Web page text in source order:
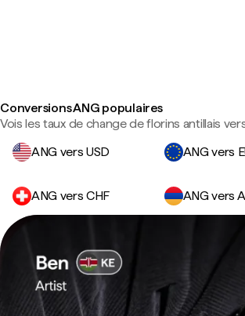
Conversions ANG populaires
Vois les taux de change de florins antillais
ANG vers USD
ANG vers
ANG vers CHF ANG vers